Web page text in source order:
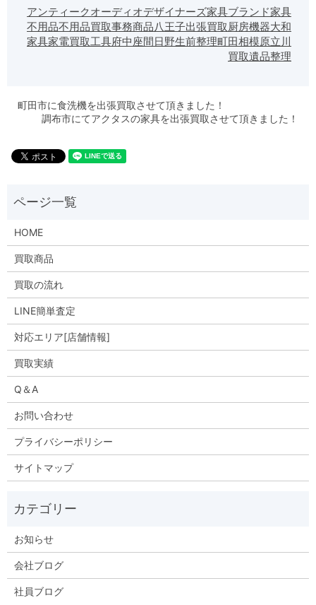
アンティークオーディオデザイナーズ家具ブランド家具
不用品不用品買取事務商品八王子出張買取 厨房機器大和
家具家電買取工具府中 座間日野生前整理町田相模原立川
買取遺品整理
町田市に食洗機を出張買取させて頂きました！
調布市にてアクタスの家具を出張買取させて頂きました！
HOME
買取商品
買取の流れ
LINE簡単査定
対応エリア[店舗情報]
買取実績
Q＆A
お問い合わせ
プライバシーポリシー
サイトマップ
お知らせ
会社ブログ
社員ブログ